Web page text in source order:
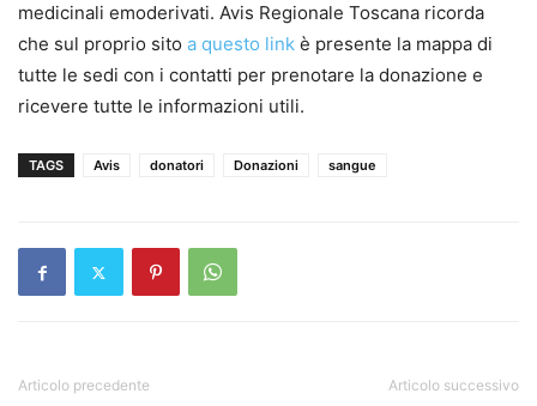
medicinali emoderivati. Avis Regionale Toscana ricorda
che sul proprio sito a questo link è presente la mappa di
tutte le sedi con i contatti per prenotare la donazione e
ricevere tutte le informazioni utili.
TAGS Avis donatori Donazioni sangue
Articolo precedente Articolo successivo